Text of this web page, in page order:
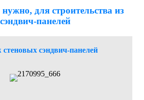
нужно, для строительства из
сэндвич-панелей
сэндвич-панелей